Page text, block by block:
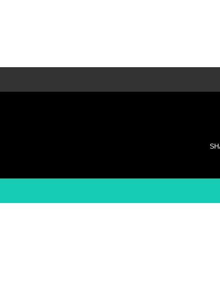
多種類のレッスンでそれぞれに合ったレッス